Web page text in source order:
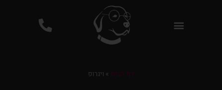
דף הבית» ויגרופ